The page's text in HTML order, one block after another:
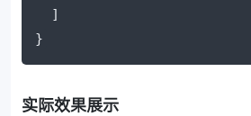
  ]
}
实际效果展示